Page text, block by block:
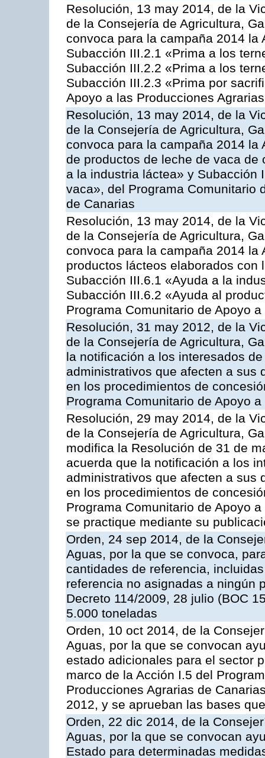
Resolución, 13 may 2014, de la
de la Consejería de Agricultura,
convoca para la campaña 2014
Subacción III.2.1 «Prima a los
Subacción III.2.2 «Prima a los
Subacción III.2.3 «Prima por
Apoyo a las Producciones
Resolución, 13 may 2014, de la
de la Consejería de Agricultura,
convoca para la campaña 2014
de productos de leche de vaca
a la industria láctea» y Subacción
vaca», del Programa Comunitario
de Canarias
Resolución, 13 may 2014, de la
de la Consejería de Agricultura,
convoca para la campaña 2014
productos lácteos elaborados
Subacción III.6.1 «Ayuda a la
Subacción III.6.2 «Ayuda al
Programa Comunitario de Apoyo
Resolución, 31 may 2012, de la
de la Consejería de Agricultura,
la notificación a los interesados
administrativos que afecten a sus
en los procedimientos de
Programa Comunitario de Apoyo
Resolución, 29 may 2014, de la
de la Consejería de Agricultura,
modifica la Resolución de 31 de
acuerda que la notificación a los
administrativos que afecten a sus
en los procedimientos de
Programa Comunitario de Apoyo
se practique mediante su
Orden, 24 sep 2014, de la
Aguas, por la que se convoca,
cantidades de referencia,
referencia no asignadas a ningún
Decreto 114/2009, 28 julio (BOC
5.000 toneladas
Orden, 10 oct 2014, de la
Aguas, por la que se convocan
estado adicionales para el sector
marco de la Acción I.5 del
Producciones Agrarias de
2012, y se aprueban las bases
Orden, 22 dic 2014, de la
Aguas, por la que se convocan
Estado para determinadas